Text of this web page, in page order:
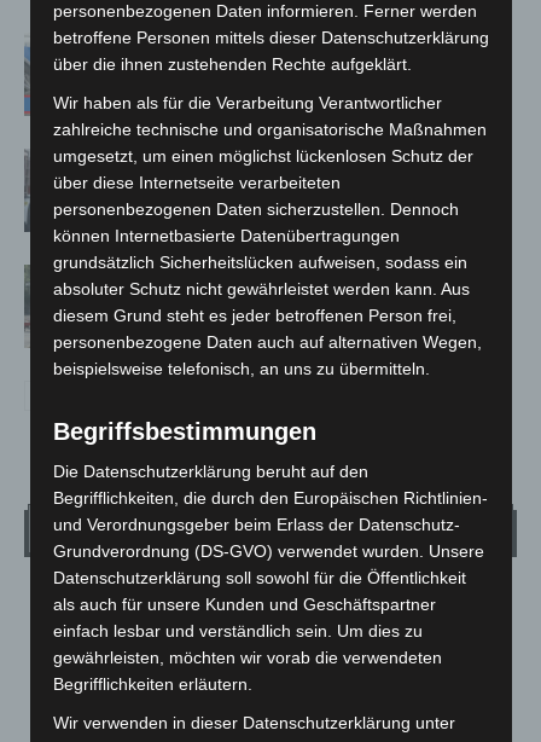
Mann läuft mit Hockeyschläger über
A7 – Polizei sucht Zeugen
Celle: Mensch stirbt bei Bagger-Unfall
auf Baustelle
Gasleitung bei McDonald’s-Umbau in
Langenhagen beschädigt
Wetter
LANGENHAGEN
Klarer Himmel
18.5
°
17.7°
personenbezogenen Daten informieren. Ferner werden
betroffene Personen mittels dieser Datenschutzerklärung
über die ihnen zustehenden Rechte aufgeklärt.
Wir haben als für die Verarbeitung Verantwortlicher
zahlreiche technische und organisatorische Maßnahmen
umgesetzt, um einen möglichst lückenlosen Schutz der
über diese Internetseite verarbeiteten
personenbezogenen Daten sicherzustellen. Dennoch
können Internetbasierte Datenübertragungen
grundsätzlich Sicherheitslücken aufweisen, sodass ein
absoluter Schutz nicht gewährleistet werden kann. Aus
diesem Grund steht es jeder betroffenen Person frei,
personenbezogene Daten auch auf alternativen Wegen,
beispielsweise telefonisch, an uns zu übermitteln.
Begriffsbestimmungen
Die Datenschutzerklärung beruht auf den
Begrifflichkeiten, die durch den Europäischen Richtlinien-
und Verordnungsgeber beim Erlass der Datenschutz-
Grundverordnung (DS-GVO) verwendet wurden. Unsere
Datenschutzerklärung soll sowohl für die Öffentlichkeit
als auch für unsere Kunden und Geschäftspartner
einfach lesbar und verständlich sein. Um dies zu
gewährleisten, möchten wir vorab die verwendeten
Begrifflichkeiten erläutern.
Wir verwenden in dieser Datenschutzerklärung unter